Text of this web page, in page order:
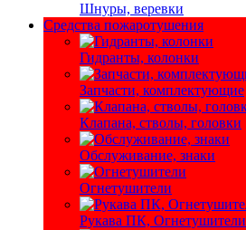
Шнуры, веревки
Средства пожаротушения
Гидранты, колонки
Запчасти, комплектующие
Клапана, стволы, головки
Обслуживание, знаки
Огнетушители
Рукава ПК, Огнетушители